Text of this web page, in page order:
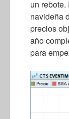
un
navideña
precios
año
para